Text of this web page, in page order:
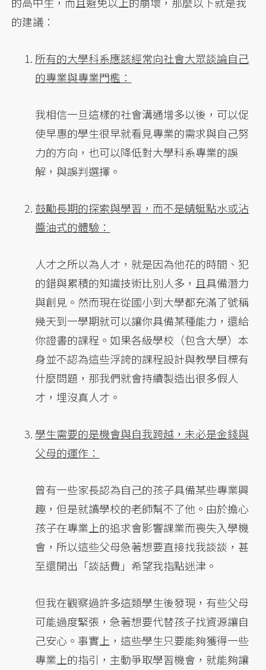
的建議：
所有的大學科系應該經常向社會大眾談論自己
的專業與專業門檻：
我相信一旦這樣的社會溝通增多以後，可以促
使早惠的學生很早就看見專業的需求與自己努
力的方向，也可以降低對大學科系專業的誤
解，與誤判選擇。
鼓勵長期的探索與學習，而不是蜻蜓點水或沾
醬油式的體驗：
人才之所以為人才，就是因為他花的時間、犯
的錯與累積的知識技術比別人多，且具備潛力
與創見。然而現在從國小到大學都充滿了號稱
幾天到一學期就可以讓你具備某種能力，還給
你證書的課程。如果各級學校（包含大學）本
身並不認為這些浮誇的課程設計與教學目標有
什麼問題，那我們就會持續製造出很多假人
才，埋沒真人才。
學生需要的是機會與自我跨越，未必是金錢與
父母的運作：
曾有一些家長認為自己的孩子具備某些專業興
趣，但是就讀學校的老師幫不了他。由於擔心
孩子在專業上的追求會影響課業而喪失入學機
會，所以這些父母急著想要直接找我談談，甚
至還開出「談話費」希望我指點迷津。
但我在觀察過許多這類學生後發現，有些父母
可能過度緊張，急著想要代替孩子找資源讓自
己安心。事實上，這些學生只要能夠獲得一些
專業上的指引，主動爭取學習機會，就能夠讓